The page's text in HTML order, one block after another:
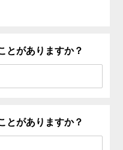
とがありますか？
とがありますか？